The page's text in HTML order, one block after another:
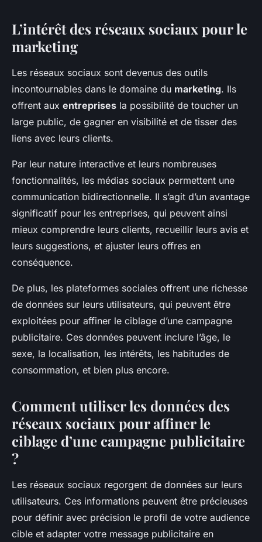
L’intérêt des réseaux sociaux pour le
marketing
Les réseaux sociaux sont devenus des outils
incontournables dans le domaine du marketing. Ils
offrent aux entreprises la possibilité de toucher un
large public, de gagner en visibilité et de tisser des
liens avec leurs clients.
Par leur nature interactive et leurs nombreuses
fonctionnalités, les médias sociaux permettent une
communication bidirectionnelle. Il s’agit d’un avantage
significatif pour les entreprises, qui peuvent ainsi
mieux comprendre leurs clients, recueillir leurs avis et
leurs suggestions, et ajuster leurs offres en
conséquence.
De plus, les plateformes sociales offrent une richesse
de données sur leurs utilisateurs, qui peuvent être
exploitées pour affiner le ciblage d’une campagne
publicitaire. Ces données peuvent inclure l’âge, le
sexe, la localisation, les intérêts, les habitudes de
consommation, et bien plus encore.
Comment utiliser les données des
réseaux sociaux pour affiner le
ciblage d’une campagne publicitaire
?
Les réseaux sociaux regorgent de données sur leurs
utilisateurs. Ces informations peuvent être précieuses
pour définir avec précision le profil de votre audience
cible et adapter votre message publicitaire en